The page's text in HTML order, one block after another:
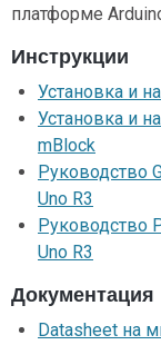
платформе
Инструкции
Установка и
Установка и
mBlock
Руководство
Uno R3
Руководство
Uno R3
Документация
Datasheet на